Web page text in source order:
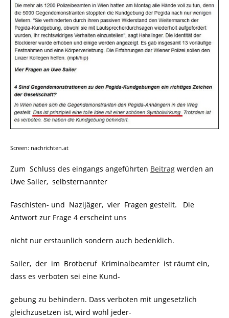
Screen: nachrichten.at
Zum Schluss des eingangs angeführten Beitrag werden an
Uwe Sailer, selbsternannter
Faschisten- und Nazijäger, vier Fragen gestellt. Die
Antwort zur Frage 4 erscheint uns
nicht nur erstaunlich sondern auch bedenklich.
Sailer, der im Brotberuf Kriminalbeamter ist räumt ein,
dass es verboten sei eine Kund-
gebung zu behindern. Dass verboten mit ungesetzlich
gleichzusetzen ist, wird wohl jeder-